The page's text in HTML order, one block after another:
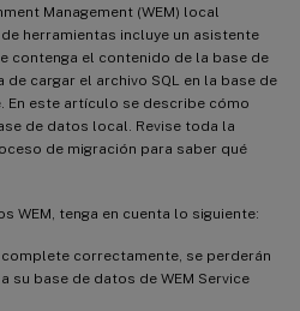
Management (WEM) local
herramientas incluye un asistente
contenga el contenido de la base de
de cargar el archivo SQL en la base de
En este artículo se describe cómo
de datos local. Revise toda la
de migración para saber qué
WEM, tenga en cuenta lo siguiente:
complete correctamente, se perderán
base de datos de WEM Service